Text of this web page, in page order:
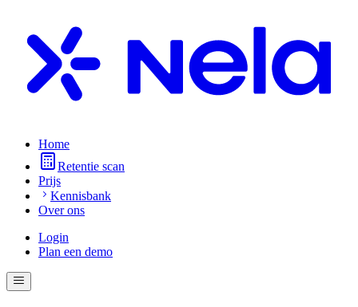
Home
Retentie scan
Prijs
Kennisbank
Over ons
Login
Plan een demo